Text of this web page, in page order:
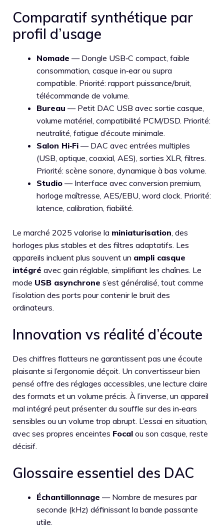
Comparatif synthétique par
profil d’usage
Nomade — Dongle USB‑C compact, faible
consommation, casque in‑ear ou supra
compatible. Priorité: rapport puissance/bruit,
télécommande de volume.
Bureau — Petit DAC USB avec sortie casque,
volume matériel, compatibilité PCM/DSD. Priorité:
neutralité, fatigue d’écoute minimale.
Salon Hi‑Fi — DAC avec entrées multiples
(USB, optique, coaxial, AES), sorties XLR, filtres.
Priorité: scène sonore, dynamique à bas volume.
Studio — Interface avec conversion premium,
horloge maîtresse, AES/EBU, word clock. Priorité:
latence, calibration, fiabilité.
Le marché 2025 valorise la miniaturisation, des
horloges plus stables et des filtres adaptatifs. Les
appareils incluent plus souvent un ampli casque
intégré avec gain réglable, simplifiant les chaînes. Le
mode USB asynchrone s’est généralisé, tout comme
l’isolation des ports pour contenir le bruit des
ordinateurs.
Innovation vs réalité d’écoute
Des chiffres flatteurs ne garantissent pas une écoute
plaisante si l’ergonomie déçoit. Un convertisseur bien
pensé offre des réglages accessibles, une lecture claire
des formats et un volume précis. À l’inverse, un appareil
mal intégré peut présenter du souffle sur des in‑ears
sensibles ou un volume trop abrupt. L’essai en situation,
avec ses propres enceintes Focal ou son casque, reste
décisif.
Glossaire essentiel des DAC
Échantillonnage — Nombre de mesures par
seconde (kHz) définissant la bande passante
utile.